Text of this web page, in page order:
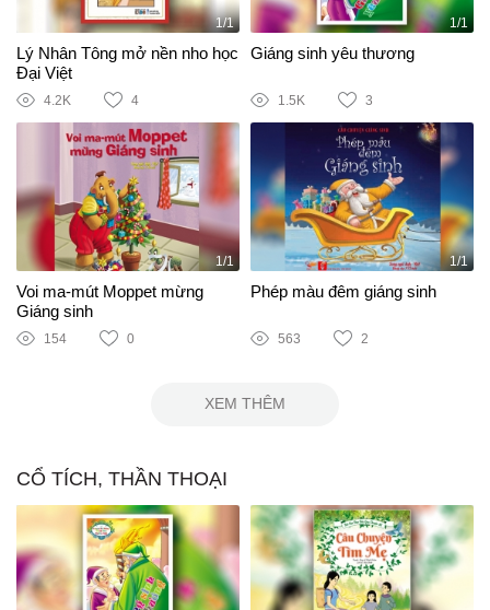
1/1
Lý Nhân Tông mở nền nho học
Đại Việt
4.2K 4
1/1
Giáng sinh yêu thương
1.5K 3
1/1
Voi ma-mút Moppet mừng
Giáng sinh
154 0
1/1
Phép màu đêm giáng sinh
563 2
XEM THÊM
CỔ TÍCH, THẦN THOẠI